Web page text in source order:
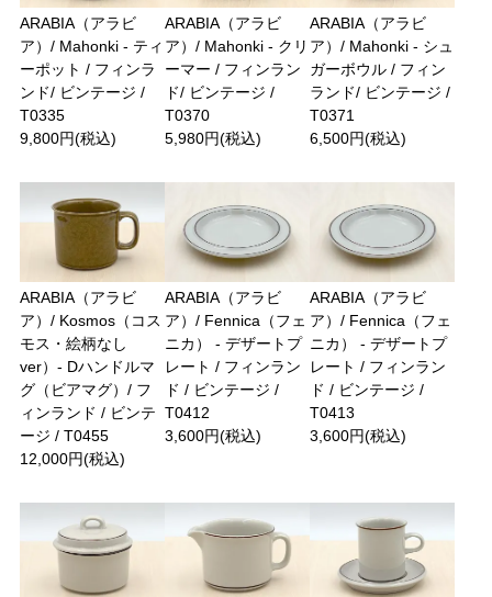
ARABIA（アラビ
ア）/ Mahonki - ティ
ーポット / フィンラ
ンド/ ビンテージ /
T0335
9,800円(税込)
ARABIA（アラビ
ア）/ Mahonki - クリ
ーマー / フィンラン
ド/ ビンテージ /
T0370
5,980円(税込)
ARABIA（アラビ
ア）/ Mahonki - シュ
ガーボウル / フィン
ランド/ ビンテージ /
T0371
6,500円(税込)
ARABIA（アラビ
ア）/ Kosmos（コス
モス・絵柄なし
ver）- Dハンドルマ
グ（ビアマグ）/ フ
ィンランド / ビンテ
ージ / T0455
12,000円(税込)
ARABIA（アラビ
ア）/ Fennica（フェ
ニカ） - デザートプ
レート / フィンラン
ド / ビンテージ /
T0412
3,600円(税込)
ARABIA（アラビ
ア）/ Fennica（フェ
ニカ） - デザートプ
レート / フィンラン
ド / ビンテージ /
T0413
3,600円(税込)